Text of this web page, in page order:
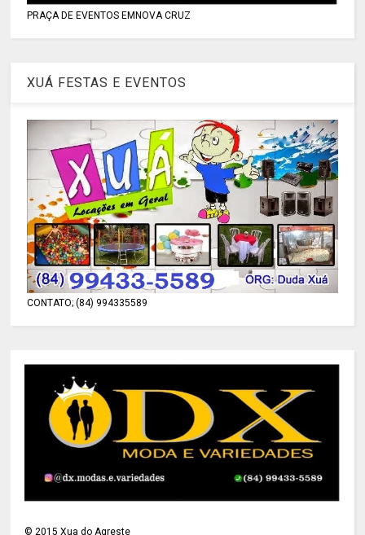
PRAÇA DE EVENTOS EMNOVA CRUZ
XUÁ FESTAS E EVENTOS
CONTATO; (84) 994335589
© 2015 Xua do Agreste